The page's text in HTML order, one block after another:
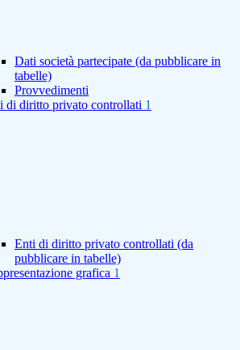
Dati società partecipate (da pubblicare in
tabelle)
Provvedimenti
di diritto privato controllati 1
Enti di diritto privato controllati (da
pubblicare in tabelle)
grafica 1